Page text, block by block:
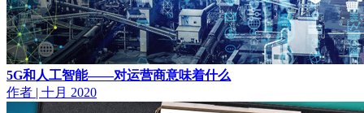
5G和人工智能——对运营商意味着什么
作者 | 十月 2020